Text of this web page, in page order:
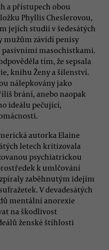
a přístupech obou
Phyllis Cheslerovou,
jejích studií v šedesátých
mužům závidí penisy
pasivními masochistkami.
tím, že sepsala
knihu Ženy a šílenství.
nálepkovány jako
brání, anebo naopak
ideálu pečující,
autorka Elaine
letech kritizovala
psychiatrickou
k umlčování
zaběhnutým idejím
V devadesátých
mentální anorexie
na škodlivost
ženské štíhlosti